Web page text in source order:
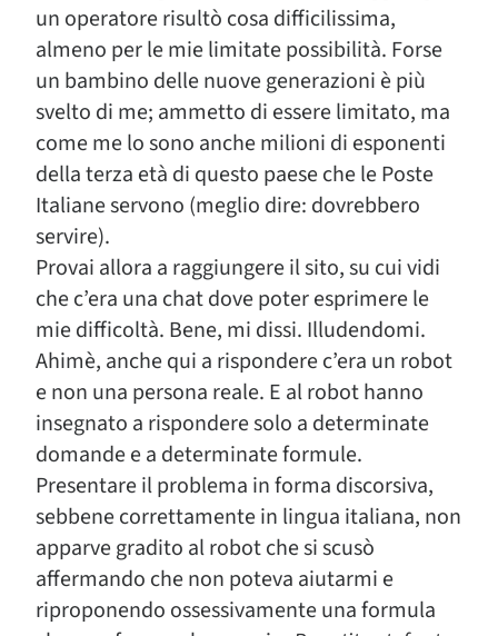
un operatore risultò cosa difficilissima,
almeno per le mie limitate possibilità. Forse
un bambino delle nuove generazioni è più
svelto di me; ammetto di essere limitato, ma
come me lo sono anche milioni di esponenti
della terza età di questo paese che le Poste
Italiane servono (meglio dire: dovrebbero
servire).
Provai allora a raggiungere il sito, su cui vidi
che c’era una chat dove poter esprimere le
mie difficoltà. Bene, mi dissi. Illudendomi.
Ahimè, anche qui a rispondere c’era un robot
e non una persona reale. E al robot hanno
insegnato a rispondere solo a determinate
domande e a determinate formule.
Presentare il problema in forma discorsiva,
sebbene correttamente in lingua italiana, non
apparve gradito al robot che si scusò
affermando che non poteva aiutarmi e
riproponendo ossessivamente una formula